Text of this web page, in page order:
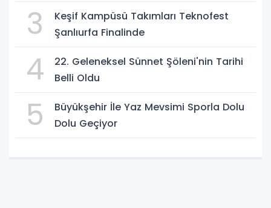
3
Keşif Kampüsü Takımları Teknofest
Şanlıurfa Finalinde
4
22. Geleneksel Sünnet Şöleni'nin Tarihi
Belli Oldu
5
Büyükşehir İle Yaz Mevsimi Sporla Dolu
Dolu Geçiyor